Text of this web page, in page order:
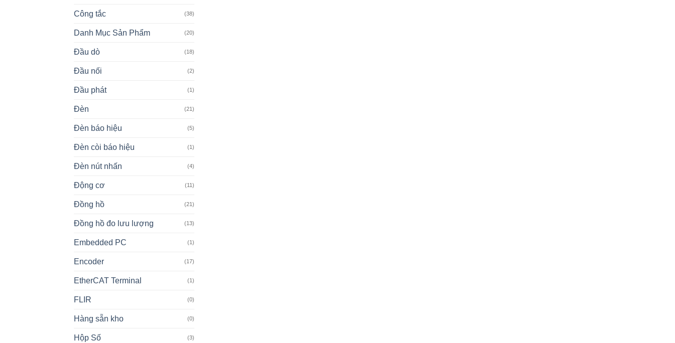
Công tắc (38)
Danh Mục Sản Phẩm (20)
Đầu dò (18)
Đầu nối (2)
Đầu phát (1)
Đèn (21)
Đèn báo hiệu (5)
Đèn còi báo hiệu (1)
Đèn nút nhấn (4)
Động cơ (11)
Đồng hồ (21)
Đồng hồ đo lưu lượng (13)
Embedded PC (1)
Encoder (17)
EtherCAT Terminal (1)
FLIR (0)
Hàng sẵn kho (0)
Hộp Số (3)